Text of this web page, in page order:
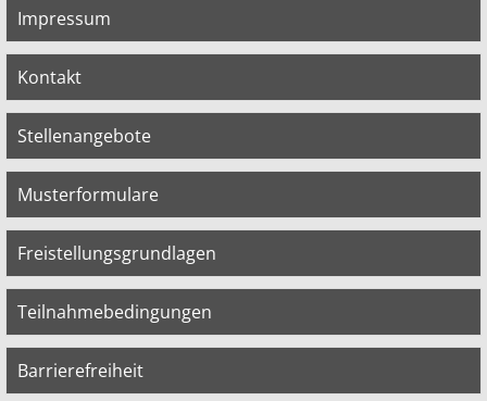
Impressum
Kontakt
Stellenangebote
Musterformulare
Freistellungsgrundlagen
Teilnahmebedingungen
Barrierefreiheit